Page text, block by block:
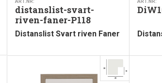
ART.NR:
distanslist-svart-
riven-faner-P118
Distanslist Svart riven Faner
ART.NR: